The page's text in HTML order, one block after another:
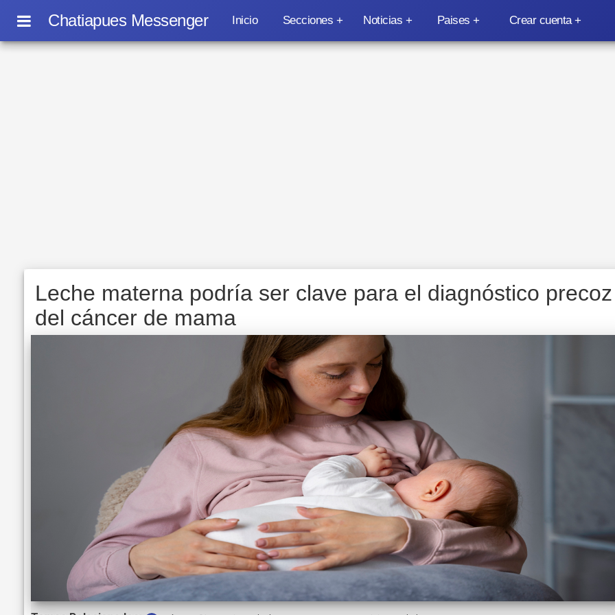
Chatiapues Messenger Inicio Secciones Noticias Paises Crear cuenta
Leche materna podría ser clave para el diagnóstico precoz
del cáncer de mama